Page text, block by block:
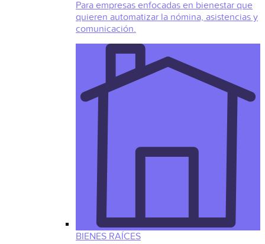
Para empresas enfocadas en bienestar que
quieren automatizar la nómina, asistencias y
comunicación.
BIENES RAÍCES